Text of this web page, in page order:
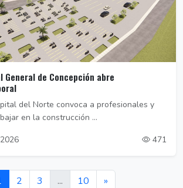
General de Concepción abre
del Norte convoca a profesionales y
en la construcción ...
471
2 3 ... 10 »